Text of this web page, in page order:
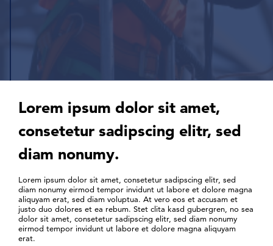
Lorem ipsum dolor sit amet,
consetetur sadipscing elitr, sed
diam nonumy.
Lorem ipsum dolor sit amet, consetetur sadipscing elitr, sed
diam nonumy eirmod tempor invidunt ut labore et dolore magna
aliquyam erat, sed diam voluptua. At vero eos et accusam et
justo duo dolores et ea rebum. Stet clita kasd gubergren, no sea
dolor sit amet, consetetur sadipscing elitr, sed diam nonumy
eirmod tempor invidunt ut labore et dolore magna aliquyam
erat.